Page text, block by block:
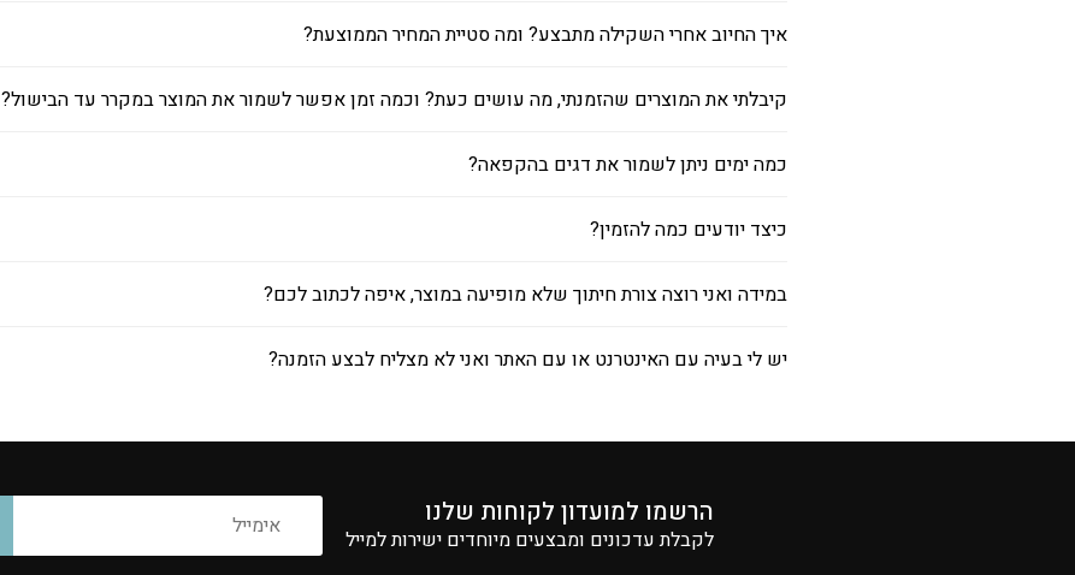
איך החיוב אחרי השקילה מתבצע? ומה סטיית המחיר הממוצעת?
קיבלתי את המוצרים שהזמנתי, מה עושים כעת? וכמה זמן אפשר לשמור את המוצר במקרר עד הבישול?
כמה ימים ניתן לשמור את דגים בהקפאה?
כיצד יודעים כמה להזמין?
במידה ואני רוצה צורת חיתוך שלא מופיעה במוצר, איפה לכתוב לכם?
יש לי בעיה עם האינטרנט או עם האתר ואני לא מצליח לבצע הזמנה?
הרשמו למועדון לקוחות שלנו
לקבלת עדכונים ומבצעים מיוחדים ישירות למייל